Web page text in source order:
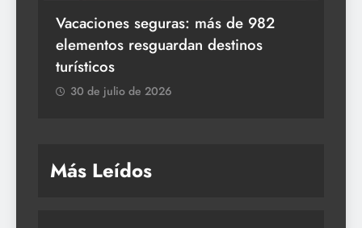
Vacaciones seguras: más de 982
elementos resguardan destinos
turísticos
30 de julio de 2026
Más Leídos